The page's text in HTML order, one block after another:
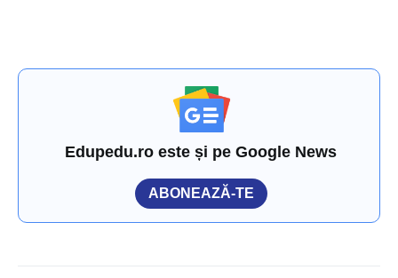
Edupedu.ro este și pe Google News
ABONEAZĂ-TE